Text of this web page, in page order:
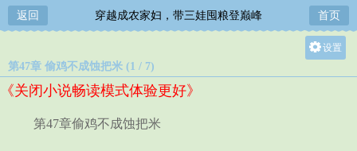
返回 穿越成农家妇，带三娃囤粮登巅峰 首页
设置
第47章 偷鸡不成蚀把米 (1 / 7)
《关闭小说畅读模式体验更好》
第47章偷鸡不成蚀把米